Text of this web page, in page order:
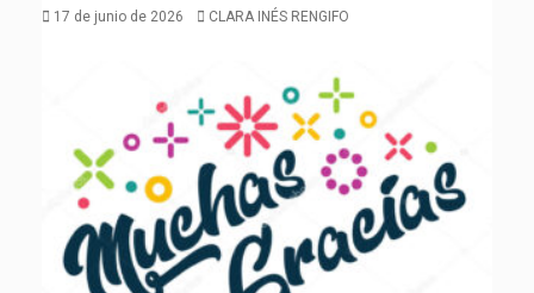
17 de junio de 2026 CLARA INÉS RENGIFO